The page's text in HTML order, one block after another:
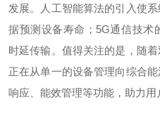
发展。人工智能算法的引入使
据预测设备寿命； 5G通信技术
时延传输。值得关注的是，随
正在从单一的设备管理向综合
响应、能效管理等功能，助力用